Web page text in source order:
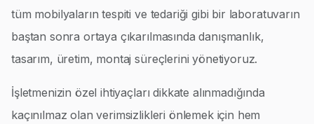
tüm mobilyaların tespiti ve tedariği gibi bir laboratuvarın
baştan sonra ortaya çıkarılmasında danışmanlık,
tasarım, üretim, montaj süreçlerini yönetiyoruz.
İşletmenizin özel ihtiyaçları dikkate alınmadığında
kaçınılmaz olan verimsizlikleri önlemek için hem